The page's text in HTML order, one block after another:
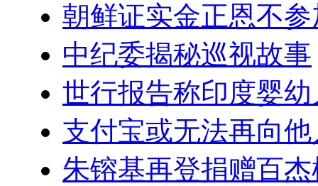
朝鲜证实金正恩不
中纪委揭秘巡视故事
世行报告称印度婴
支付宝或无法再向
朱镕基再登捐赠百杰